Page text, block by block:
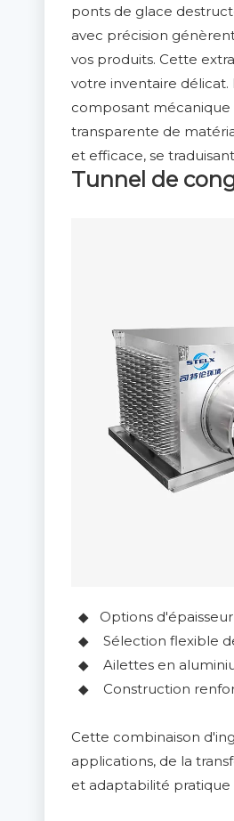
ponts de glace
avec précision
vos produits. Cette
votre inventaire
composant mécanique
transparente de
et efficace, se
Tunnel de
◆ Options
◆ Sélection flexible
◆ Ailettes en
◆ Construction
Cette combinaison
applications, de la
et adaptabilité